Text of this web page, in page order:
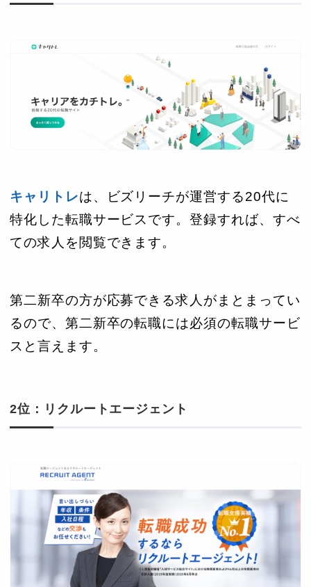
キャリトレは、ビズリーチが運営する20代に
特化した転職サービスです。登録すれば、すべ
ての求人を閲覧できます。
第二新卒の方が応募できる求人がまとまってい
るので、第二新卒の転職には必須の転職サービ
スと言えます。
2位：リクルートエージェント